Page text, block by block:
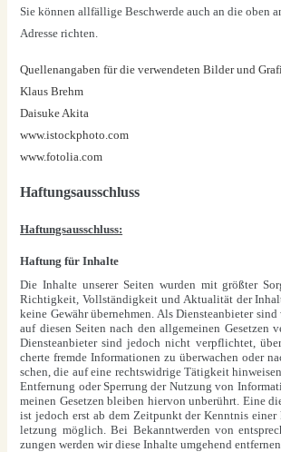
Sie kön­nen all­fäl­li­ge Beschwer­de auch an die oben
Adres­se rich­ten.
Quel­len­an­ga­ben für die ver­wen­de­ten Bil­der und
Klaus Brehm
Dai­suke Aki­ta
www.istockphoto.com
www.fotolia.com
Haf­tungs­aus­schluss
Haf­tungs­aus­schluss:
Haf­tung für Inhal­te
Die Inhal­te unse­rer Sei­ten wur­den mit größ­ter
Rich­tig­keit, Voll­stän­dig­keit und Aktua­li­tät der
kei­ne Gewähr über­neh­men. Als Diens­te­an­bie­ter
auf die­sen Sei­ten nach den all­ge­mei­nen Geset­zen
Diens­te­an­bie­ter sind jedoch nicht ver­pflich­tet,
cher­te frem­de Infor­ma­tio­nen zu über­wa­chen oder
schen, die auf eine rechts­wid­ri­ge Tätig­keit
Ent­fer­nung oder Sper­rung der Nut­zung von
mei­nen Geset­zen blei­ben hier­von unbe­rührt. Eine
ist jedoch erst ab dem Zeit­punkt der Kennt­nis
let­zung mög­lich. Bei Bekannt­wer­den von
zun­gen wer­den wir die­se Inhal­te umge­hend ent­fer­nen.